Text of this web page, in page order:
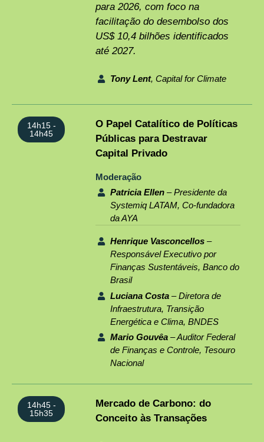
para 2026, com foco na
facilitação do desembolso dos
US$ 10,4 bilhões identificados
até 2027.
Tony Lent, Capital for Climate
14h15 -
14h45
O Papel Catalítico de Políticas
Públicas para Destravar
Capital Privado
Moderação
Patricia Ellen– Presidente da
Systemiq LATAM, Co-fundadora
da AYA
Henrique Vasconcellos–
Responsável Executivo por
Finanças Sustentáveis, Banco do
Brasil
Luciana Costa– Diretora de
Infraestrutura, Transição
Energética e Clima, BNDES
Mario Gouvêa – Auditor Federal
de Finanças e Controle, Tesouro
Nacional
14h45 -
15h35
Mercado de Carbono: do
Conceito às Transações